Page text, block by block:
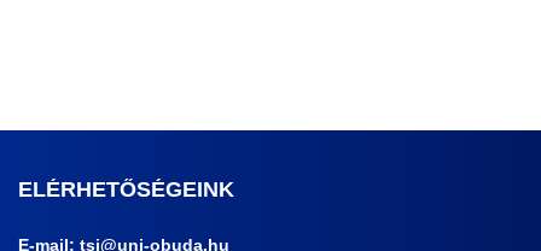
ELÉRHETŐSÉGEINK
E-mail: tsi@uni-obuda.hu